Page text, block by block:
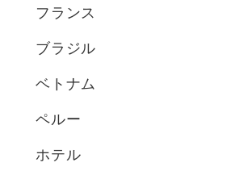
フランス
ブラジル
ベトナム
ペルー
ホテル